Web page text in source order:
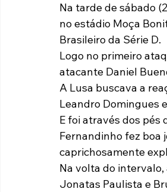
Paulista A2 2019 Portuguesas
Tabelas
Na tarde de sábado
no estádio Moça
Brasileiro da Série D.
Logo no primeiro
atacante Daniel
A Lusa buscava a
Leandro Domingues
E foi através dos pés
Fernandinho fez boa
caprichosamente
Na volta do
Jonatas Paulista e